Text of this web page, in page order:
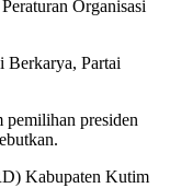
Organisasi
Berkarya, Partai
presiden
Kabupaten Kutim